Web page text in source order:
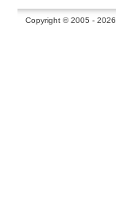
Copyright © 2005 - 2026